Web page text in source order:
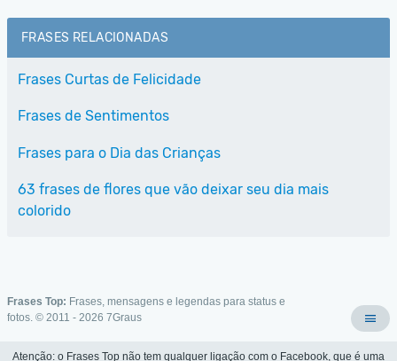
FRASES RELACIONADAS
Frases Curtas de Felicidade
Frases de Sentimentos
Frases para o Dia das Crianças
63 frases de flores que vão deixar seu dia mais
colorido
Frases Top: Frases, mensagens e legendas para status e
fotos. © 2011 - 2026 7Graus
Atenção: o Frases Top não tem qualquer ligação com o Facebook, que é uma